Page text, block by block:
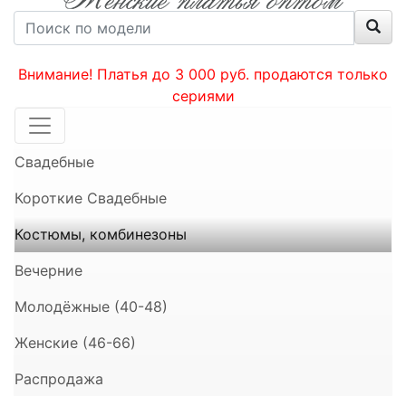
Внимание! Платья до 3 000 руб. продаются только
сериями
Свадебные
Короткие Свадебные
Костюмы, комбинезоны
Вечерние
Молодёжные (40-48)
Женские (46-66)
Распродажа